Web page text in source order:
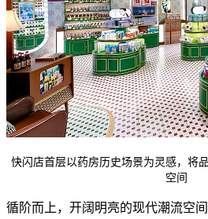
快闪店首层以药房历史场景为灵感，将
空间
循阶而上，开阔明亮的现代潮流空